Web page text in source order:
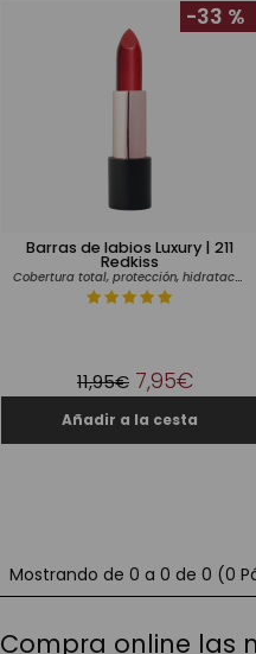
Compra online las
Barras de labios Luxury | 211
Redkiss
Cobertura total, protección, hidratación
-33 %
11,95€ 7,95€
Mostrando de 0 a 0 de 0 (0